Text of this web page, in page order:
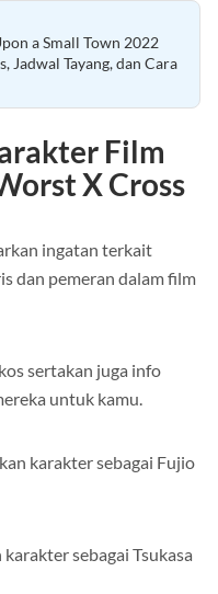
a Small Town 2022
Jadwal Tayang, dan Cara
Film
X Cross
ingatan terkait
dan pemeran dalam film
sertakan juga info
untuk kamu.
karakter sebagai Fujio
sebagai Tsukasa